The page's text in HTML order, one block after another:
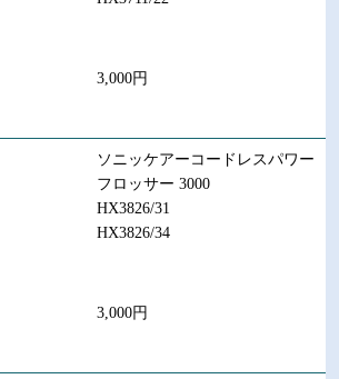
3,000円
ソニッケアーコードレスパワー
フロッサー 3000
HX3826/31
HX3826/34
3,000円